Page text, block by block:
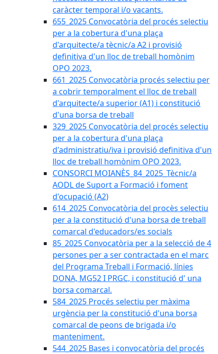
caràcter temporal i/o vacants.
655_2025 Convocatòria del procés selectiu
per a la cobertura d'una plaça
d'arquitecte/a tècnic/a A2 i provisió
definitiva d'un lloc de treball homònim
OPO 2023.
661_2025 Convocatòria procés selectiu per
a cobrir temporalment el lloc de treball
d'arquitecte/a superior (A1) i constitució
d'una borsa de treball
329_2025 Convocatòria del procés selectiu
per a la cobertura d'una plaça
d'administratiu/iva i provisió definitiva d'un
lloc de treball homònim OPO 2023.
CONSORCI MOIANÈS_84_2025_Tècnic/a
AODL de Suport a Formació i foment
d'ocupació (A2)
614_2025 Convocatòria del procès selectiu
per a la constitució d'una borsa de treball
comarcal d'educadors/es socials
85_2025 Convocatòria per a la selecció de 4
persones per a ser contractada en el marc
del Programa Treball i Formació, línies
DONA, MG52 I PRGC, i constitució d' una
borsa comarcal.
584_2025 Procés selectiu per màxima
urgència per la constitució d'una borsa
comarcal de peons de brigada i/o
manteniment.
544_2025 Bases i convocatòria del procés